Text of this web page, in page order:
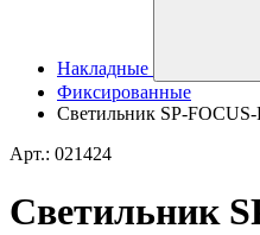
Накладные
Фиксированные
Светильник SP-
Арт.: 021424
Светильник